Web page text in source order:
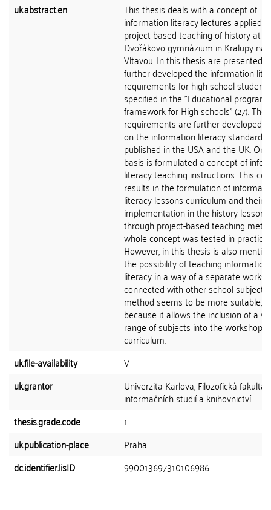
uk.abstract.en
This thesis deals with a concept of
information literacy lectures applied
project-based teaching of history at
Dvořákovo gymnázium in Kralupy nad
Vltavou. In this thesis are presented
further developed the information
requirements for high school
specified in the "Educational program
framework for High schools" (27).
requirements are further developed,
on the information literacy standards
published in the USA and the UK. On
basis is formulated a concept of
literacy teaching instructions. This
results in the formulation of
literacy lessons curriculum and their
implementation in the history lessons
through project-based teaching
whole concept was tested in practice.
However, in this thesis is also
the possibility of teaching information
literacy in a way of a separate
connected with other school
method seems to be more suitable,
because it allows the inclusion of a
range of subjects into the workshop's
curriculum.
uk.file-availability
V
uk.grantor
Univerzita Karlova, Filozofická fakulta,
informačních studií a knihovnictví
thesis.grade.code
1
uk.publication-place
Praha
dc.identifier.lisID
990013697310106986